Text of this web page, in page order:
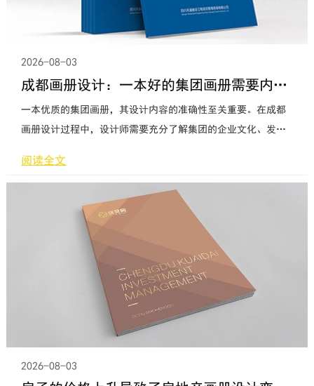
2026-08-03
成都画册设计：一本好的集团画册需要内容准确
一本优质的集团画册，其设计内容的准确性至关重要。在成都
画册设计过程中，设计师需要充分了解集团的企业文化、发展
融入到画册中，使之成为展示集团形象和实力的重要载体。以
下是关于如何确保集团画册设计内容准确性的一些建议。首
先，设计师需要深入了解集团的企业文化。企业文化是集团的
灵魂，是员工共同遵循的价值观和行为准则。在设计画册时，
设计师应充分挖掘企业文化
阅读全文
2026-08-03